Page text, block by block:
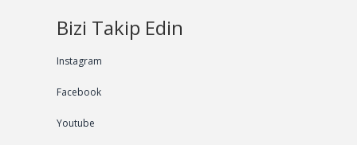
Bizi Takip Edin
Instagram
Facebook
Youtube